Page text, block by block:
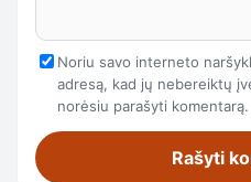
Noriu savo interneto
adresą, kad jų nebereiktų
norėsiu parašyti komentarą.